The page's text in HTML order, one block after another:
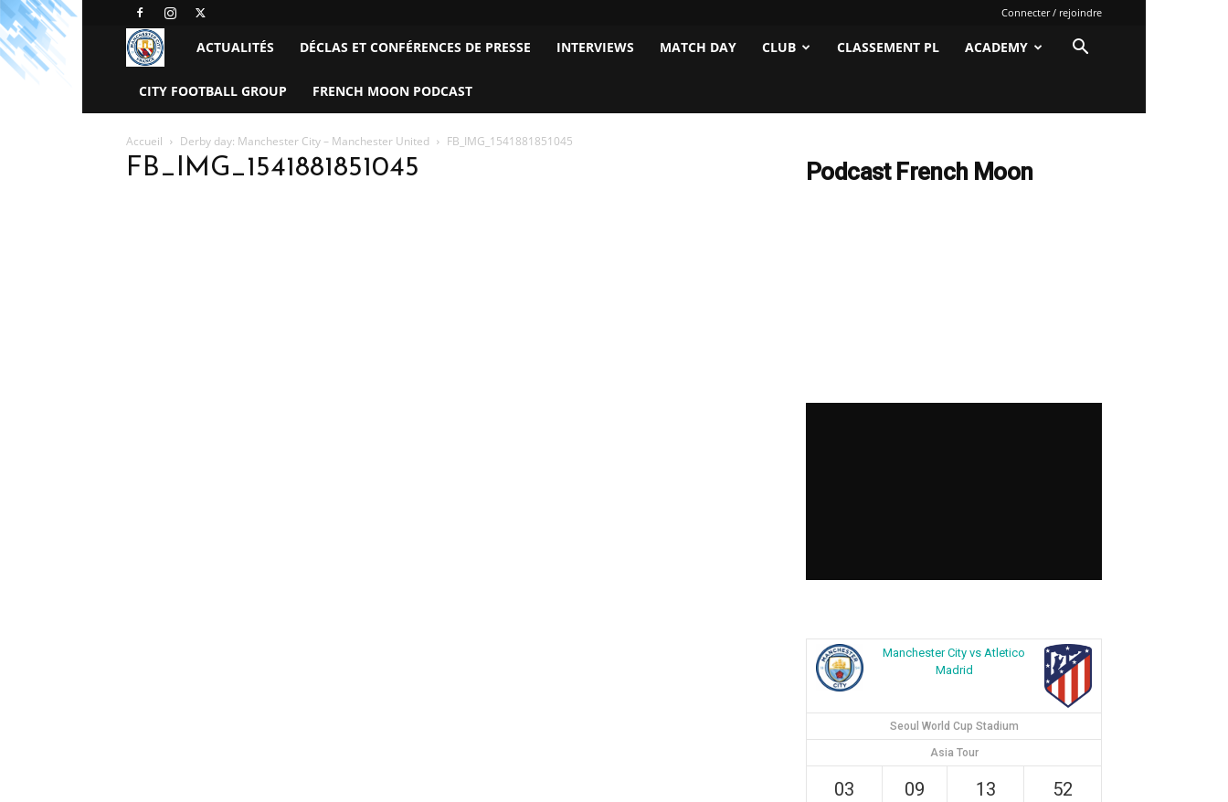
Connecter / rejoindre
Manchester
City
FC
–
ACTUALITÉS DÉCLAS ET CONFÉRENCES DE PRESSE INTERVIEWS MATCH DAY CLUB CLASSEMENT PL ACADEMY
CITY FOOTBALL GROUP FRENCH MOON PODCAST
Accueil Derby day: Manchester City – Manchester United FB_IMG_1541881851045
FB_IMG_1541881851045 Podcast French Moon
Manchester City vs Atletico
Madrid
Seoul World Cup Stadium
Asia Tour
03 09 13 51